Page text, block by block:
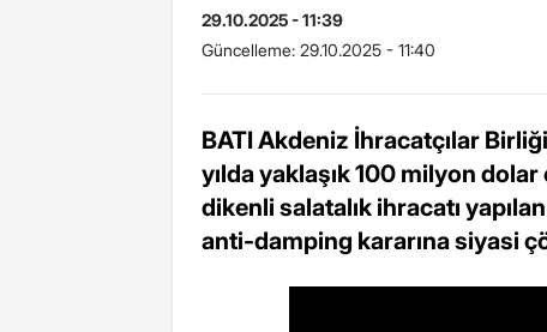
29.10.2025 - 11:39
Güncelleme: 29.10.2025 - 11:40
BATI Akdeniz İhracatçılar
yılda yaklaşık 100 milyon
dikenli salatalık ihracatı
anti-damping kararına siyasi